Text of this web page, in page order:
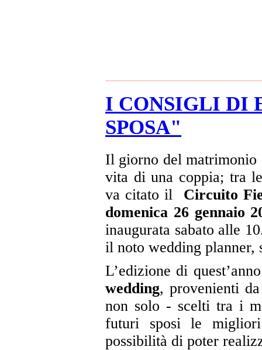
I CONSIGLI DI
SPOSA"
Il giorno del matrimonio
vita di una coppia; tra
va citato il Circuito
domenica 26 gennaio
inaugurata sabato alle
il noto wedding planner,
L’edizione di
wedding, provenienti
non solo - scelti tra i
futuri sposi le
possibilità di poter